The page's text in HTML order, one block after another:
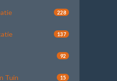
228
137
92
Tuin 15